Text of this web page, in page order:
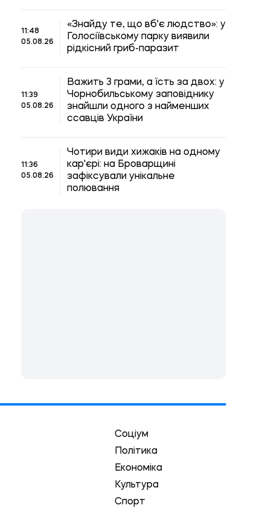
11:48
05.08.26
«Знайду те, що вб'є людство»: у
Голосіївському парку виявили
рідкісний гриб-паразит
11:39
05.08.26
Важить 3 грами, а їсть за двох: у
Чорнобильському заповіднику
знайшли одного з найменших
ссавців України
11:36
05.08.26
Чотири види хижаків на одному
кар'єрі: на Броварщині
зафіксували унікальне
полювання
Соціум
Політика
Економіка
Культура
Спорт